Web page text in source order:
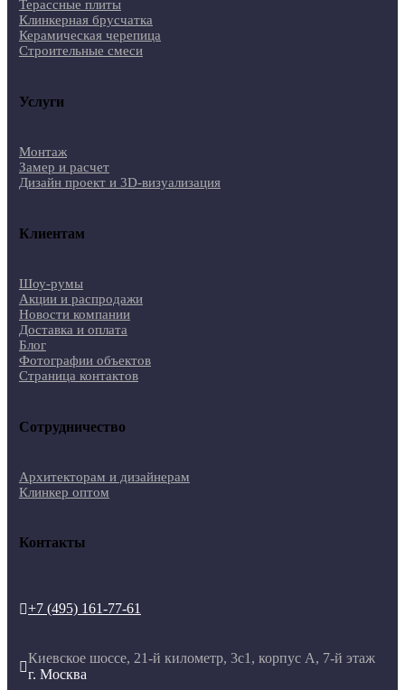
Терассные плиты
Клинкерная брусчатка
Керамическая черепица
Строительные смеси
Услуги
Монтаж
Замер и расчет
Дизайн проект и 3D-визуализация
Клиентам
Шоу-румы
Акции и распродажи
Новости компании
Доставка и оплата
Блог
Фотографии объектов
Страница контактов
Сотрудничество
Архитекторам и дизайнерам
Клинкер оптом
Контакты
+7 (495) 161-77-61

Киевское шоссе, 21-й километр, 3с1, корпус А, 7-й этаж
г. Москва